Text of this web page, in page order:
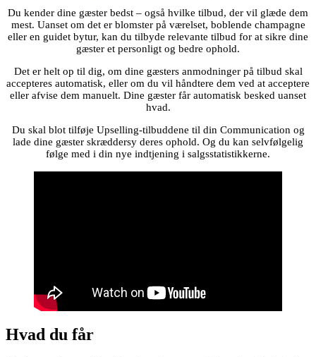
Du kender dine gæster bedst – også hvilke tilbud, der vil glæde dem
mest. Uanset om det er blomster på værelset, boblende champagne
eller en guidet bytur, kan du tilbyde relevante tilbud for at sikre dine
gæster et personligt og bedre ophold.
Det er helt op til dig, om dine gæsters anmodninger på tilbud skal
accepteres automatisk, eller om du vil håndtere dem ved at acceptere
eller afvise dem manuelt. Dine gæster får automatisk besked uanset
hvad.
Du skal blot tilføje Upselling-tilbuddene til din Communication og
lade dine gæster skræddersy deres ophold. Og du kan selvfølgelig
følge med i din nye indtjening i salgsstatistikkerne.
Hvad du får